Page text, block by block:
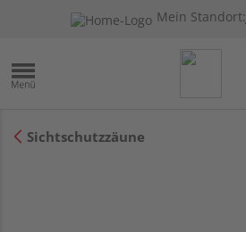
Mein Standort:
Sichtschutzzäune